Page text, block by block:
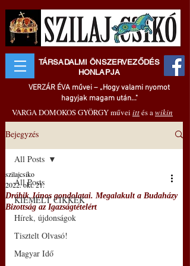
TÁRSADALMI ÖNSZERVEZŐDÉS
HONLAPJA
VERZÁR ÉVA művei – „Hogy valami nyomot
hagyjak magam után..."
VARGA DOMOKOS GYÖRGY művei ittés awikin
Bejegyzés
All Posts
KIEMELT CIKKEK
Hírek, újdonságok
Tisztelt Olvasó!
Magyar Idő
All Posts
Drábik János gondolatai. Megalakult a Budaházy
Bizottság az Igazságtételért
szilajcsiko
2022. okt. 21.